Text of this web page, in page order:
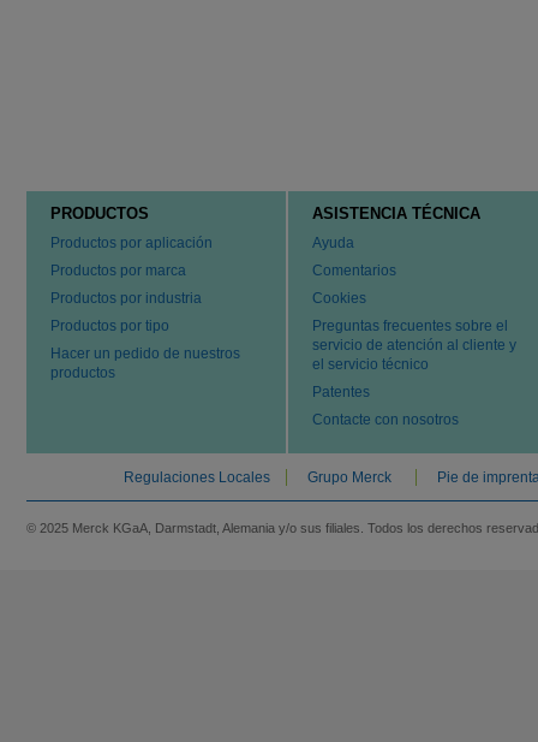
PRODUCTOS
Productos por aplicación
Productos por marca
Productos por industria
Productos por tipo
Hacer un pedido de nuestros
productos
ASISTENCIA TÉCNICA
Ayuda
Comentarios
Cookies
Preguntas frecuentes sobre el
servicio de atención al cliente y
el servicio técnico
Patentes
Contacte con nosotros
Regulaciones Locales Grupo Merck Pie de
© 2025 Merck KGaA, Darmstadt, Alemania y/o sus filiales. Todos los derechos